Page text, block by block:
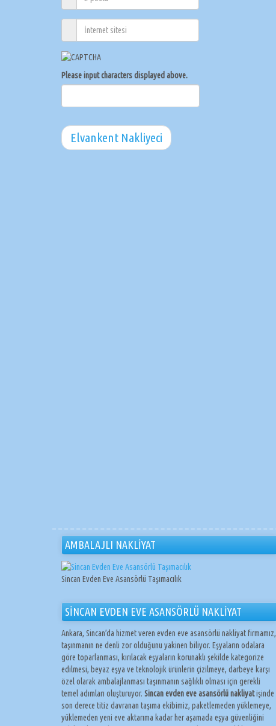
Please input characters displayed above.
Elvankent Nakliyeci
AMBALAJLI NAKLİYAT
Sincan Evden Eve Asansörlü Taşımacılık
SİNCAN EVDEN EVE ASANSÖRLÜ NAKLİYAT
Ankara, Sincan’da hizmet veren evden eve asansörlü nakliyat firmamız,
taşınmanın ne denli zor olduğunu yakinen biliyor. Eşyaların odalara
göre toparlanması, kırılacak eşyaların korunaklı şekilde kategorize
edilmesi, beyaz eşya ve teknolojik ürünlerin çizilmeye, darbeye karşı
özel olarak ambalajlanması taşınmanın sağlıklı olması için gerekli
temel adımları oluşturuyor. Sincan evden eve asansörlü nakliyatişinde
son derece titiz davranan taşıma ekibimiz, paketlemeden yüklemeye,
yüklemeden yeni eve aktarıma kadar her aşamada eşya güvenliğini